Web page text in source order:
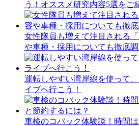
う！オススメ研究内容5選をご
女性隊員も増えて注目される
や車種・採用についても徹底調
運転しやすい湾岸線を使って
イブへ行こう！
車検のコバック体験談！時間